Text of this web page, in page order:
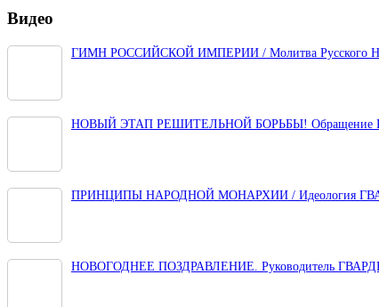
Видео
ГИМН РОССИЙСКОЙ ИМПЕРИИ / Молитва Русского
НОВЫЙ ЭТАП РЕШИТЕЛЬНОЙ БОРЬБЫ! Обращение
ПРИНЦИПЫ НАРОДНОЙ МОНАРХИИ / Идеология
НОВОГОДНЕЕ ПОЗДРАВЛЕНИЕ. Руководитель